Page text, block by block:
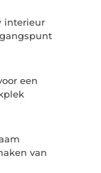
interieur
een
van